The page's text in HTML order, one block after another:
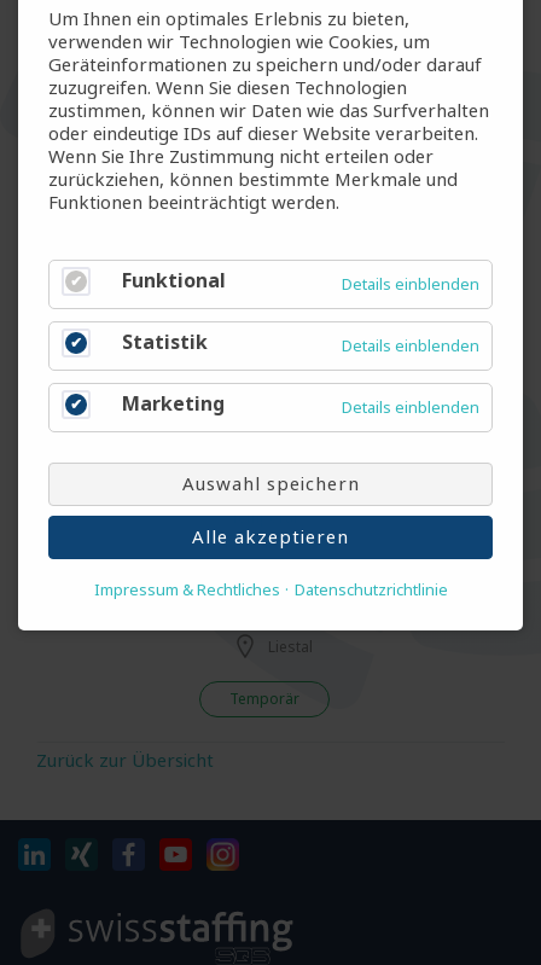
Fachmann Betriebsunterhalt (m/w/d)
Winterthur
Temp & Fest
Maler (m/w/d)
Winterthur
Temp & Fest
Gerätemonteur für Diagnosesysteme -
MedTech (m/w/d)
Rotkreuz
Temporär
Logistiker EFZ (m/w/d)
Liestal
Temporär
Zurück zur Übersicht
Um Ihnen ein optimales Erlebnis zu bieten,
verwenden wir Technologien wie Cookies, um
Geräteinformationen zu speichern und/oder darauf
zuzugreifen. Wenn Sie diesen Technologien
zustimmen, können wir Daten wie das Surfverhalten
oder eindeutige IDs auf dieser Website verarbeiten.
Wenn Sie Ihre Zustimmung nicht erteilen oder
zurückziehen, können bestimmte Merkmale und
Funktionen beeinträchtigt werden.
Funktional Details einblenden
Statistik Details einblenden
Marketing Details einblenden
Auswahl speichern
Alle akzeptieren
Impressum & Rechtliches Datenschutzrichtlinie